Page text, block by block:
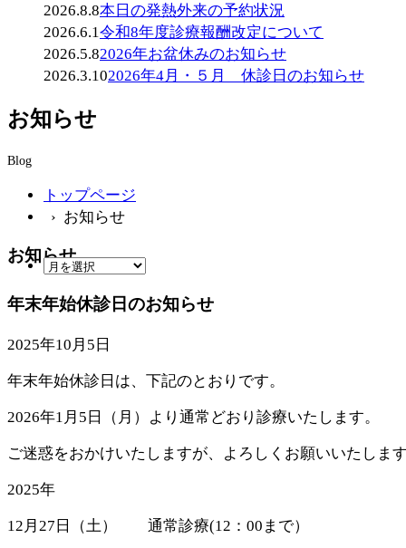
2026.8.8本日の発熱外来の予約状況
2026.6.1令和8年度診療報酬改定について
2026.5.82026年お盆休みのお知らせ
2026.3.102026年4月・５月 休診日のお知らせ
お知らせ
Blog
トップページ
› お知らせ
お知らせ
年末年始休診日のお知らせ
2025年10月5日
年末年始休診日は、下記のとおりです。
2026年1月5日（月）より通常どおり診療いたします。
ご迷惑をおかけいたしますが、よろしくお願いいたしま
2025年
12月27日（土） 通常診療(12：00まで）